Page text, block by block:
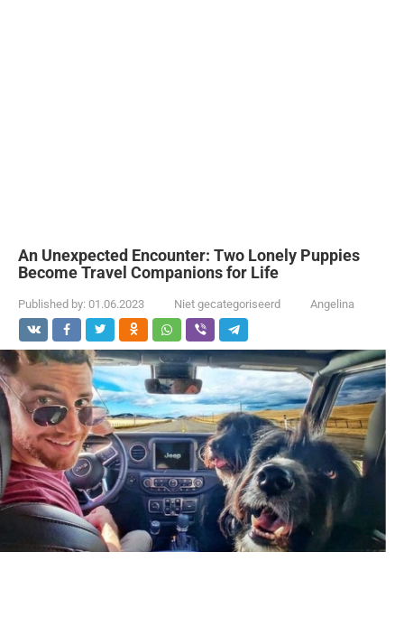
An Unexpected Encounter: Two Lonely Puppies
Become Travel Companions for Life
Published by: 01.06.2023 Niet gecategoriseerd Angelina